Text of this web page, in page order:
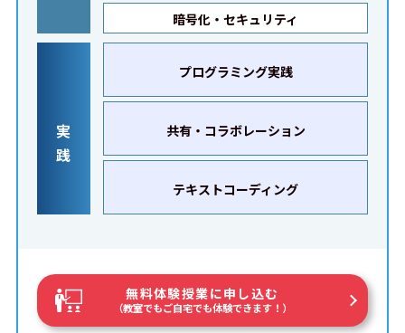
暗号化・セキュリティ
実
践
プログラミング実践
共有・コラボレーション
テキストコーディング
無料体験授業に申し込む
（教室でもご自宅でも体験できます！）